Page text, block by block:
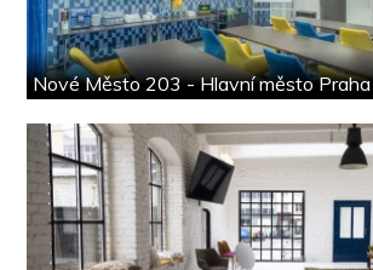
Nové Město 203 - Hlavní město Praha